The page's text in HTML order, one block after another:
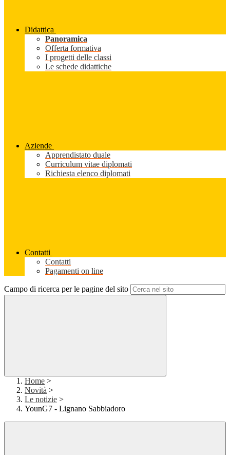
Didattica
Panoramica
Offerta formativa
I progetti delle classi
Le schede didattiche
Aziende
Apprendistato duale
Curriculum vitae diplomati
Richiesta elenco diplomati
Contatti
Contatti
Pagamenti on line
Campo di ricerca per le pagine del sito
Home >
Novità >
Le notizie >
YounG7 - Lignano Sabbiadoro